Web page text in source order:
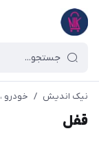
نیک اندیش / خودرو
قفل